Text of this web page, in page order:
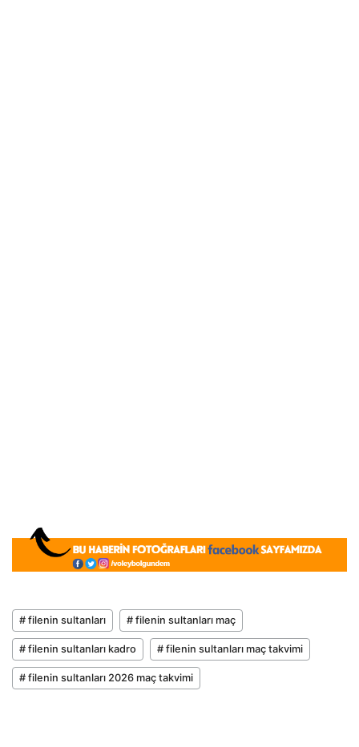
# filenin sultanları # filenin sultanları maç
# filenin sultanları kadro # filenin sultanları maç takvimi
# filenin sultanları 2026 maç takvimi